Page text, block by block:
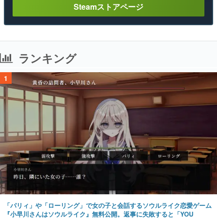
Steamストアページ
ランキング
1
「パリィ」や「ローリング」で女の子と会話するソウルライク恋愛ゲーム
『小早川さんはソウルライク』無料公開。返事に失敗すると「YOU